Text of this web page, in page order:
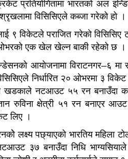
प्रतियोगितामा भारतको अल
विसिसिएले कब्जा गरेको हो ।
९ विकेटले पराजित गरेको
एक खेल खेल्न बाकी रहेको छ ।
आयोजनामा विराटनगर–६ मा
निर्धारित २० ओभरमा ३
खडकाले नटआउट ५५ रन बनाउँदा
रुविना क्षेत्री ५१ रन बनाएर
लिए ।
लक्ष्य पछ्याएको भारतिय महिला
३७ बनाउँदा निधि